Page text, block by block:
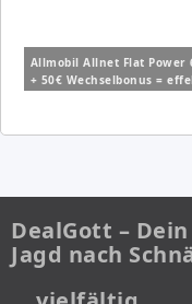
Allmobil Allnet Flat Power
+ 50€ Wechselbonus =
DealGott –
Jagd nach